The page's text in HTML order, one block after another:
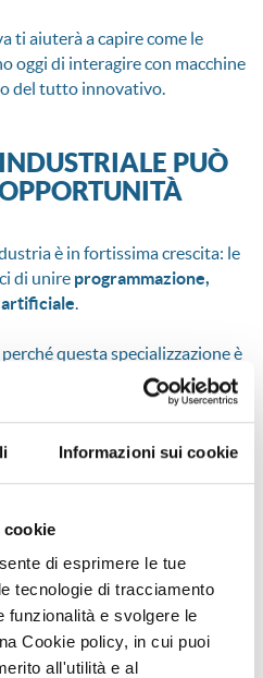
Informazioni sui cookie
di esprimere le tue
tecnologie di tracciamento
funzionalità e svolgere le
Cookie policy, in cui puoi
all'utilità e al
ti aiuterà a capire come le
oggi di interagire con macchine
del tutto innovativo.
PUÒ
è in fortissima crescita: le
di unire programmazione,
artificiale.
questa specializzazione è
anche chi è alle prime
carriera stabile e qualificata nel
E SCOPRI LE
DEL CORSO
Day sarà l’occasione per
e gli esperti di FORMart che